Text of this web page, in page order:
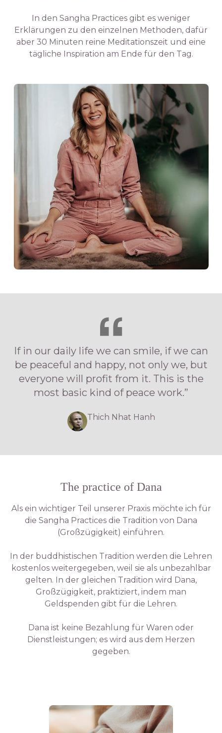
In den Sangha Practices gibt es weniger
Erklärungen zu den einzelnen Methoden, dafür
aber 30 Minuten reine Meditationszeit und eine
tägliche Inspiration am Ende für den Tag.
If in our daily life we can smile, if we can
be peaceful and happy, not only we, but
everyone will profit from it. This is the
most basic kind of peace work.”
Thich Nhat Hanh
The practice of Dana
Als ein wichtiger Teil unserer Praxis möchte ich für
die Sangha Practices die Tradition von Dana
(Großzügigkeit) einführen.
In der buddhistischen Tradition werden die Lehren
kostenlos weitergegeben, weil sie als unbezahlbar
gelten. In der gleichen Tradition wird Dana,
Großzügigkeit, praktiziert, indem man
Geldspenden gibt für die Lehren.
Dana ist keine Bezahlung für Waren oder
Dienstleistungen; es wird aus dem Herzen
gegeben.